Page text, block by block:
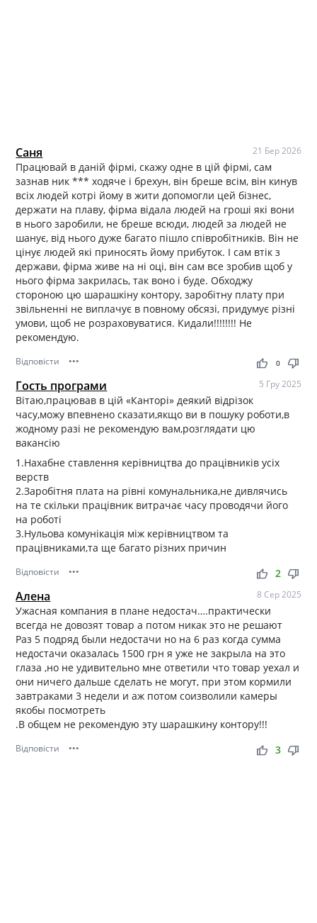
Саня 21 Бер 2026
Працювай в даній фірмі, скажу одне в цій фірмі, сам
зазнав ник *** ходяче і брехун, він бреше всім, він кинув
всіх людей котрі йому в жити допомогли цей бізнес,
держати на плаву, фірма відала людей на гроші які вони
в нього заробили, не бреше всюди, людей за людей не
шанує, від нього дуже багато пішло співробітників. Він не
цінує людей які приносять йому прибуток. І сам втік з
держави, фірма живе на ні оці, він сам все зробив щоб у
нього фірма закрилась, так воно і буде. Обходжу
стороною цю шарашкіну контору, заробітну плату при
звільненні не виплачує в повному обсязі, придумує різні
умови, щоб не розраховуватися. Кидали!!!!!!!! Не
рекомендую.
Відповісти ••• thumb_up thumb_down
0
Гость програми 5 Гру 2025
Вітаю,працював в цій «Канторі» деякий відрізок
часу,можу впевнено сказати,якщо ви в пошуку роботи,в
жодному разі не рекомендую вам,розглядати цю
вакансію
1.Нахабне ставлення керівництва до працівників усіх
верств
2.Заробітня плата на рівні комунальника,не дивлячись
на те скільки працівник витрачає часу проводячи його
на роботі
3.Нульова комунікація між керівництвом та
працівниками,та ще багато різних причин
Відповісти ••• thumb_up thumb_down
2
Алена 8 Сер 2025
Ужасная компания в плане недостач….практически
всегда не довозят товар а потом никак это не решают
Раз 5 подряд были недостачи но на 6 раз когда сумма
недостачи оказалась 1500 грн я уже не закрыла на это
глаза ,но не удивительно мне ответили что товар уехал и
они ничего дальше сделать не могут, при этом кормили
завтраками 3 недели и аж потом соизволили камеры
якобы посмотреть
.В общем не рекомендую эту шарашкину контору!!!
Відповісти ••• thumb_up thumb_down
3